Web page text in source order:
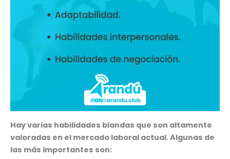
Hay varias habilidades blandas que son altamente
valoradas en el mercado laboral actual. Algunas de
las más importantes son: